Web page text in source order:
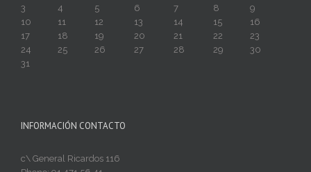
3
4 5 6 7 8
9
10
11 12 13 14 15
16
17
18 19 20 21 22
23
24
25 26 27 28 29
30
31
INFORMACIÓN CONTACTO
c\ General Ricardos 116